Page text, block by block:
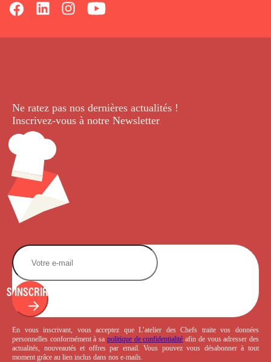
Ne ratez pas nos dernières actualités !
Inscrivez-vous à notre Newsletter.
S'INSCRIRE
En vous inscrivant, vous acceptez que L’atelier des Chefs traite vos données
personnelles conformément à sa politique de confidentialité afin de vous adresser des
actualités, nouveautés et offres par email. Vous pouvez vous désabonner à tout
moment grâce au lien inclus dans nos e-mails.